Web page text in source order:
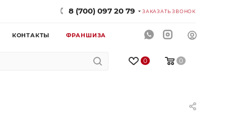
8 (700) 097 20 79 ЗАКАЗАТЬ ЗВОНОК
КОНТАКТЫ ФРАНШИЗА
0 0